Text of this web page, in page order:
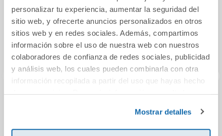
personalizar tu experiencia, aumentar la seguridad del
sitio web, y ofrecerte anuncios personalizados en otros
sitios web y en redes sociales. Además, compartimos
información sobre el uso de nuestra web con nuestros
colaboradores de confianza de redes sociales, publicidad
y análisis web, los cuales pueden combinarla con otra
información recopilada a partir del uso que hayas hecho
Mostrar detalles
Sister no hay más